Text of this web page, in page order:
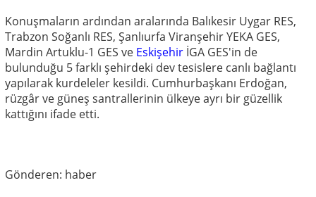
Konuşmaların ardından aralarında Balıkesir Uygar RES,
Trabzon Soğanlı RES, Şanlıurfa Viranşehir YEKA GES,
Mardin Artuklu-1 GES ve Eskişehir İGA GES'in de
bulunduğu 5 farklı şehirdeki dev tesislere canlı bağlantı
yapılarak kurdeleler kesildi. Cumhurbaşkanı Erdoğan,
rüzgâr ve güneş santrallerinin ülkeye ayrı bir güzellik
kattığını ifade etti.
Gönderen: haber